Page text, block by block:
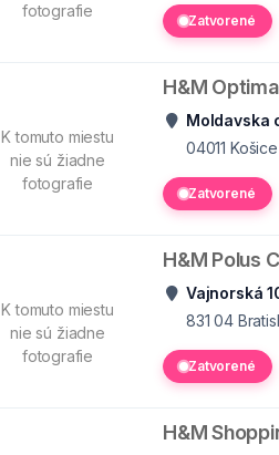
fotografie
Zatvorené
K tomuto miestu
nie sú žiadne
fotografie
H&M
Moldavska
04011 Košice
Zatvorené
K tomuto miestu
nie sú žiadne
fotografie
H&M Polus
Vajnorská
831 04
Zatvorené
H&M